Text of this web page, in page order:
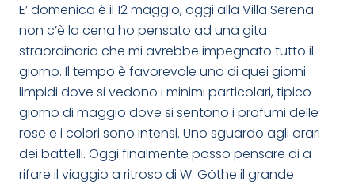
E’ domenica è il 12 maggio, oggi alla Villa Serena
non c’è la cena ho pensato ad una gita
straordinaria che mi avrebbe impegnato tutto il
giorno. Il tempo è favorevole uno di quei giorni
limpidi dove si vedono i minimi particolari, tipico
giorno di maggio dove si sentono i profumi delle
rose e i colori sono intensi. Uno sguardo agli orari
dei battelli. Oggi finalmente posso pensare di a
rifare il viaggio a ritroso di W. Göthe il grande